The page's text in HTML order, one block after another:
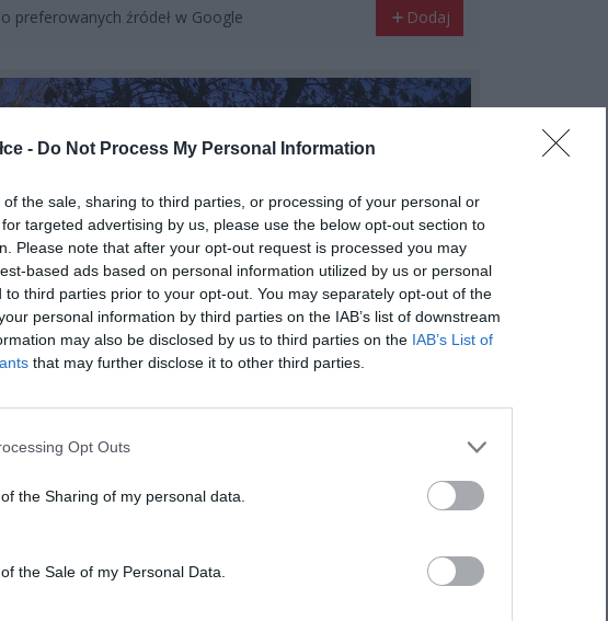
- Do Not Process My Personal Information
the sale, sharing to third parties, or processing of your personal or
targeted advertising by us, please use the below opt-out section to
Please note that after your opt-out request is processed you may
based ads based on personal information utilized by us or personal
to third parties prior to your opt-out. You may separately opt-out of the
personal information by third parties on the IAB’s list of downstream
may also be disclosed by us to third parties on the IAB’s List of
that may further disclose it to other third parties.
Opt Outs
the Sharing of my personal data.
the Sale of my Personal Data.
preferowanych źródeł w Google Dodaj
Płatnego Parkowania
delikatnie mówiąc chybiony.
o odpłatność za parkowanie, która może nie dotknąć zbytnio jej